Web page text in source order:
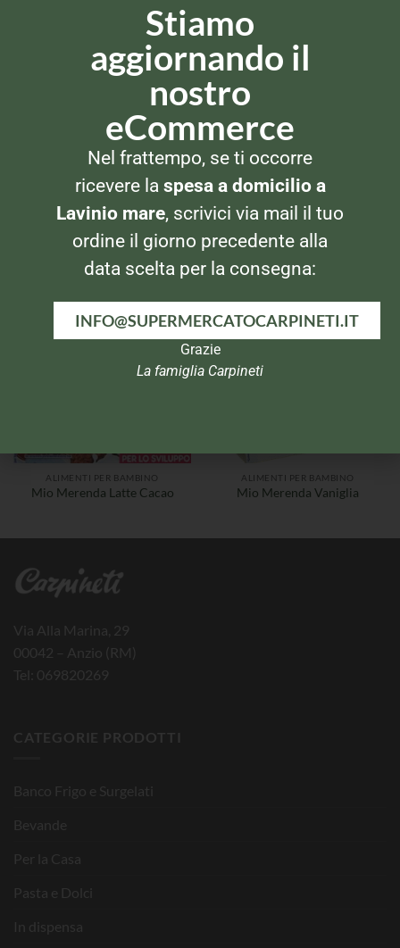
ALIMENTI PER BAMBINO
Plasmon Yogurt alla banana
2x120gr
ALIMENTI PER BAMBINO
Nestlè Mio Olio Extra
vergine d’oliva Vitaminizzato
ALIMENTI PER BAMBINO
Mio Merenda Latte Cacao
ALIMENTI PER BAMBINO
Mio Merenda Vaniglia
Via Alla Marina, 29
00042 – Anzio (RM)
Tel: 069820269
CATEGORIE PRODOTTI
Banco Frigo e Surgelati
Bevande
Per la Casa
Pasta e Dolci
In dispensa
Stiamo
aggiornando il
nostro
eCommerce
Nel frattempo, se ti occorre
ricevere la spesa a domicilio a
Lavinio mare, scrivici via mail il tuo
ordine il giorno precedente alla
data scelta per la consegna:
INFO@SUPERMERCATOCARPINETI.IT
Grazie
La famiglia Carpineti